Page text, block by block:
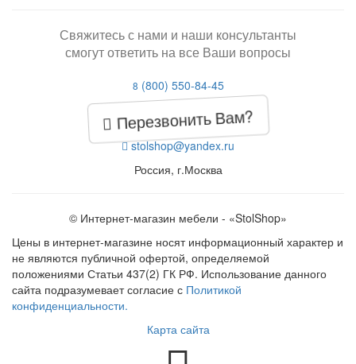
Свяжитесь с нами и наши консультанты
смогут ответить на все Ваши вопросы
8 (800) 550-84-45
Перезвонить Вам?
stolshop@yandex.ru
Россия, г.Москва
© Интернет-магазин мебели - «StolShop»
Цены в интернет-магазине носят информационный характер и
не являются публичной офертой, определяемой
положениями Статьи 437(2) ГК РФ. Использование данного
сайта подразумевает согласие с Политикой
конфиденциальности.
Карта сайта